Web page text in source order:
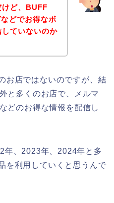
けど、BUFF
どでお得なボ
ていないのか
お店ではないのですが、結
と多くのお店で、メルマ
どのお得な情報を配信し
年、2023年、2024年と多
を利用していくと思うんで